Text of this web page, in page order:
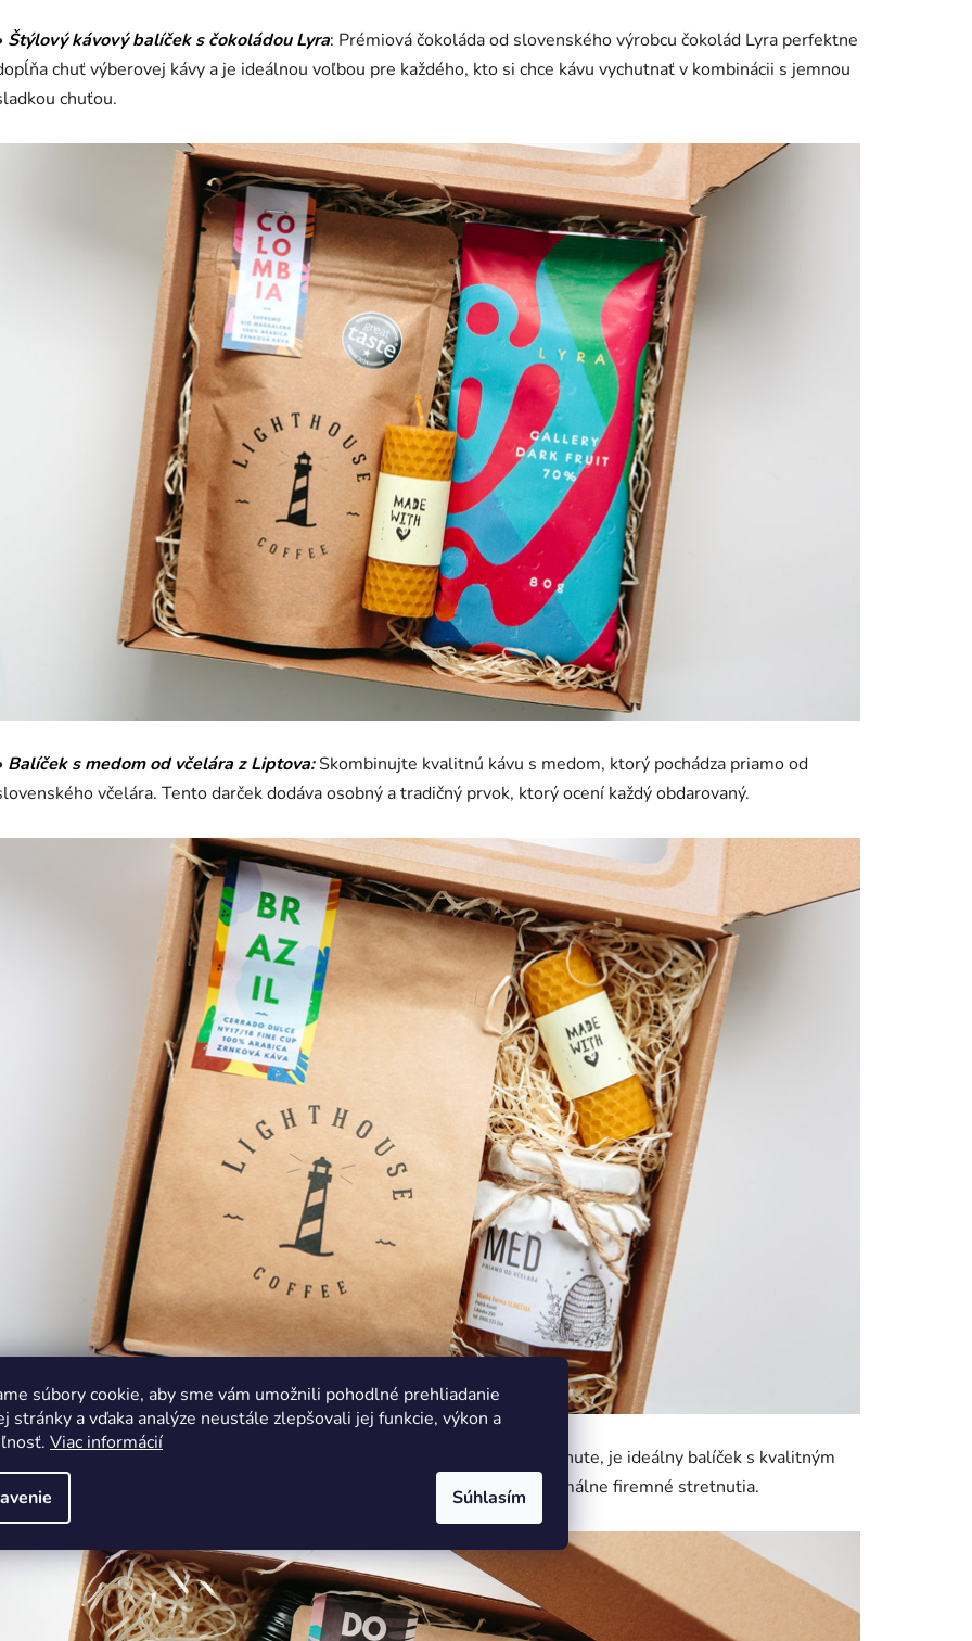
súbory cookie, aby sme vám umožnili pohodlné prehliadanie
stránky a vďaka analýze neustále zlepšovali jej funkcie, výkon a
Viac informácií
Súhlasím
Štýlový kávový balíček s čokoládou Lyra: Prémiová čokoláda od slovenského výrobcu čokolád Lyra perfektne
chuť výberovej kávy a je ideálnou voľbou pre každého, kto si chce kávu vychutnať v kombinácii s jemnou
chuťou.
Balíček s medom od včelára z Liptova:Skombinujte kvalitnú kávu s medom, ktorý pochádza priamo od
včelára. Tento darček dodáva osobný a tradičný prvok, ktorý ocení každý obdarovaný.
Elegantný darčekový balíček s vínom
Pre tých, ktorí ocenia vyvážené chute, je ideálny balíček s kvalitným
vínom. Tento výber je dokonalý na večerný relax alebo neformálne firemné stretnutia.